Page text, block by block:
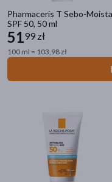
Pharmaceris T Sebo-
SPF 50, 50 ml
5199 zł
100 ml = 103,98 zł